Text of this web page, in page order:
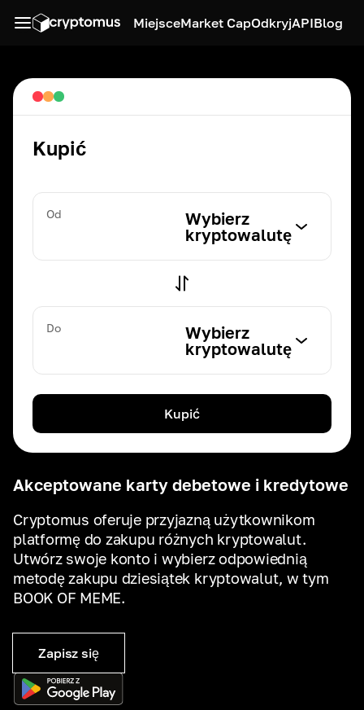
MiejsceMarket CapOdkryjAPIBlog
Akceptowane karty debetowe i kredytowe
Cryptomus oferuje przyjazną użytkownikom
platformę do zakupu różnych kryptowalut.
Utwórz swoje konto i wybierz odpowiednią
metodę zakupu dziesiątek kryptowalut, w tym
BOOK OF MEME.
Zapisz się
Kupić
Od
Wybierz
kryptowalutę
Do
Wybierz
kryptowalutę
Kupić